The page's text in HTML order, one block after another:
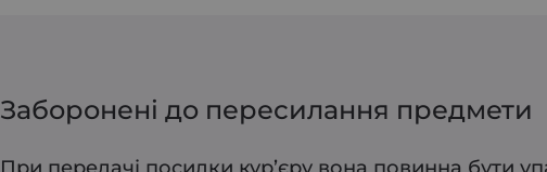
Заборонені до пересилання предмети
При передачі посилки кур’єру вона повинна бути